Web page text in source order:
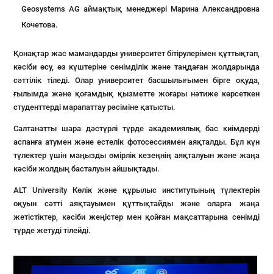
Geosystems AG аймақтық менеджері Марина Александровна
Кочетова.
Қонақтар жас мамандарды университет бітірулерімен құттықтап,
кәсіби өсу, өз күштеріне сенімділік және таңдаған жолдарында
сәттілік тіледі. Олар университет басшылығымен бірге оқуда,
ғылымда және қоғамдық қызметте жоғары нәтиже көрсеткен
студенттерді марапаттау рәсіміне қатысты.
Салтанатты шара дәстүрлі түрде академиялық бас киімдерді
аспанға атумен және естелік фотосессиямен аяқталды. Бұл күн
түлектер үшін маңызды өмірлік кезеңнің аяқталуын және жаңа
кәсіби жолдың басталуын айшықтады.
ALT University Көлік және құрылыс институтының түлектерін
оқуын сәтті аяқтауымен құттықтайды және оларға жаңа
жетістіктер, кәсіби жеңістер мен қойған мақсаттарына сенімді
түрде жетуді тілейді.